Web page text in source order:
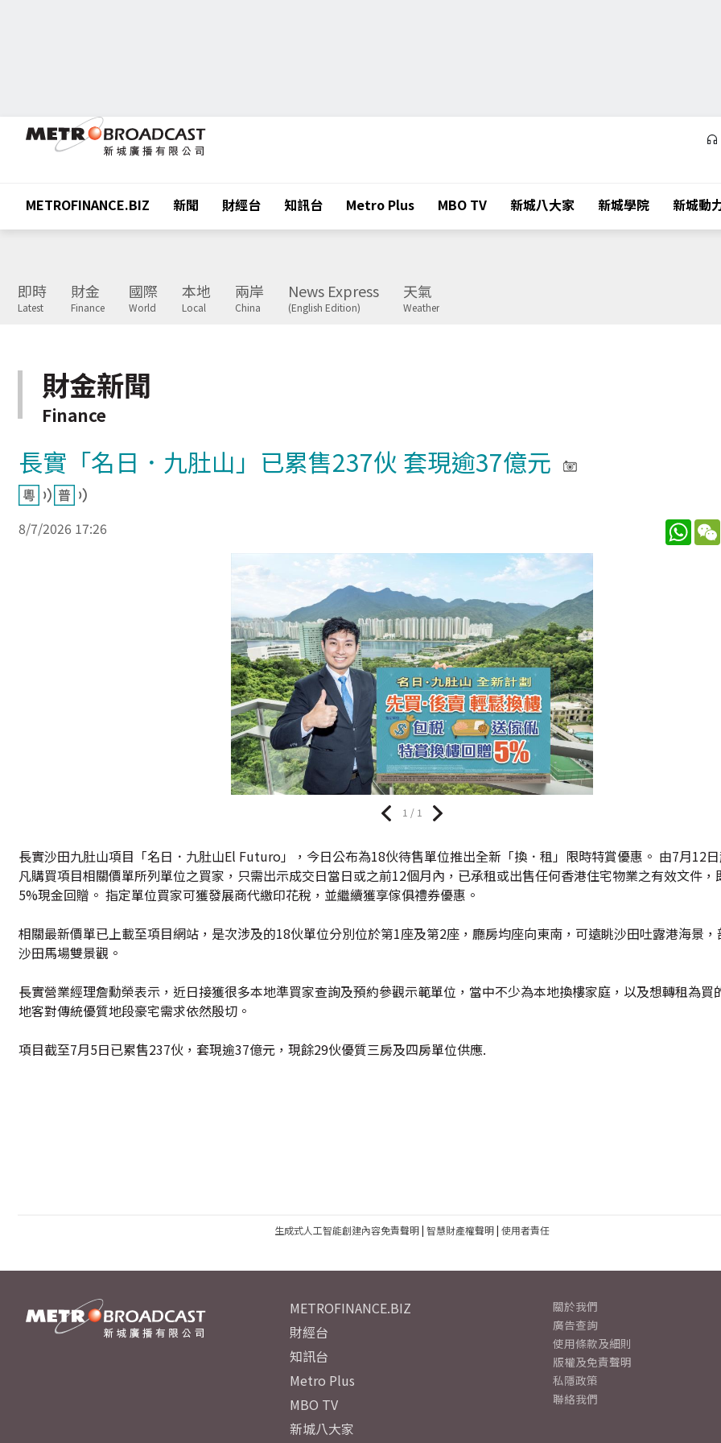
METROFINANCE.BIZ 新聞 財經台 知訊台 Metro Plus MBO TV 新城八大家 新城學院 新城動
即時
Latest
財金
Finance
國際
World
本地
Local
兩岸
China
News Express
(English Edition)
天氣
Weather
財金新聞
Finance
長實「名日．九肚山」已累售237伙 套現逾37億元
8/7/2026 17:26
1 / 1
長實沙田九肚山項目「名日．九肚山El Futuro」，今日公布為18伙待售單位推出全新「換．租」限時特賞優惠。 由7月12日
凡購買項目相關價單所列單位之買家，只需出示成交日當日或之前12個月內，已承租或出售任何香港住宅物業之有效文件，
5%現金回贈。 指定單位買家可獲發展商代繳印花稅，並繼續獲享傢俱禮券優惠。
相關最新價單已上載至項目網站，是次涉及的18伙單位分別位於第1座及第2座，廳房均座向東南，可遠眺沙田吐露港海景
沙田馬場雙景觀。
長實營業經理詹勳榮表示，近日接獲很多本地準買家查詢及預約參觀示範單位，當中不少為本地換樓家庭，以及想轉租為買
地客對傳統優質地段豪宅需求依然殷切。
項目截至7月5日已累售237伙，套現逾37億元，現餘29伙優質三房及四房單位供應.
生成式人工智能創建內容免責聲明| 智慧財產權聲明| 使用者責任
METROFINANCE.BIZ
財經台
知訊台
Metro Plus
MBO TV
新城八大家
關於我們
廣告查詢
使用條款及細則
版權及免責聲明
私隱政策
聯絡我們